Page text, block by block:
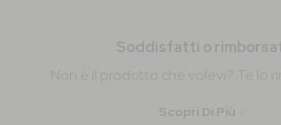
Soddisfatti o
Scopri Di Più